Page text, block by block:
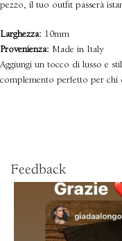
pezzo, il tuo outfit passerà
Larghezza: 10mm
Provenienza: Made in Italy
Aggiungi un tocco di lusso e
complemento perfetto per chi
Feedback